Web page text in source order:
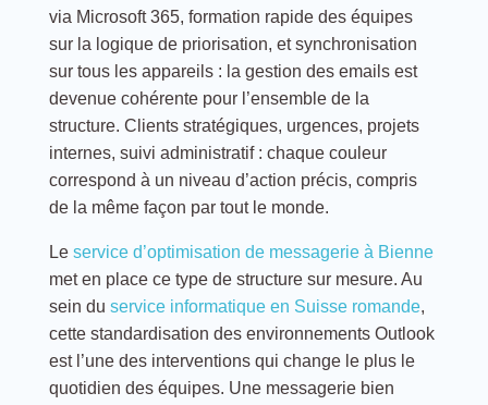
via Microsoft 365, formation rapide des équipes
sur la logique de priorisation, et synchronisation
sur tous les appareils : la gestion des emails est
devenue cohérente pour l’ensemble de la
structure. Clients stratégiques, urgences, projets
internes, suivi administratif : chaque couleur
correspond à un niveau d’action précis, compris
de la même façon par tout le monde.
Le service d’optimisation de messagerie à Bienne
met en place ce type de structure sur mesure. Au
sein du service informatique en Suisse romande,
cette standardisation des environnements Outlook
est l’une des interventions qui change le plus le
quotidien des équipes. Une messagerie bien